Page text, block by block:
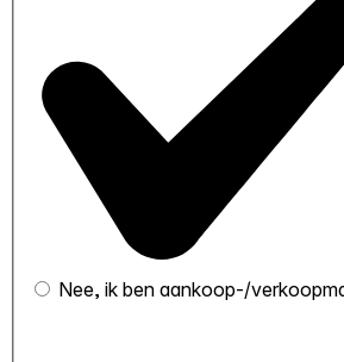
Nee, ik ben aankoop-/